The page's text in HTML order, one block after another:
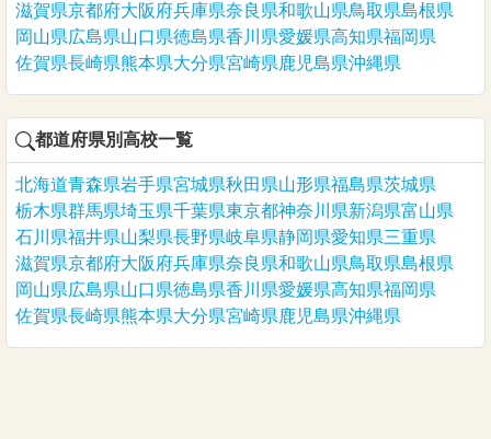
滋賀県京都府大阪府兵庫県奈良県和歌山県鳥取県島根県
岡山県広島県山口県徳島県香川県愛媛県高知県福岡県
佐賀県長崎県熊本県大分県宮崎県鹿児島県沖縄県
都道府県別高校一覧
北海道青森県岩手県宮城県秋田県山形県福島県茨城県
栃木県群馬県埼玉県千葉県東京都神奈川県新潟県富山県
石川県福井県山梨県長野県岐阜県静岡県愛知県三重県
滋賀県京都府大阪府兵庫県奈良県和歌山県鳥取県島根県
岡山県広島県山口県徳島県香川県愛媛県高知県福岡県
佐賀県長崎県熊本県大分県宮崎県鹿児島県沖縄県